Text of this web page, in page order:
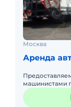
Москва
Аренда
машинистами
Любой вид
(почасовой,